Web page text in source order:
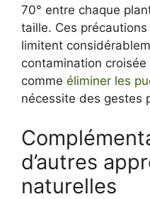
70° entre chaque
taille. Ces
limitent
contamination
comme éliminer les
nécessite des gestes
d’autres
naturelles